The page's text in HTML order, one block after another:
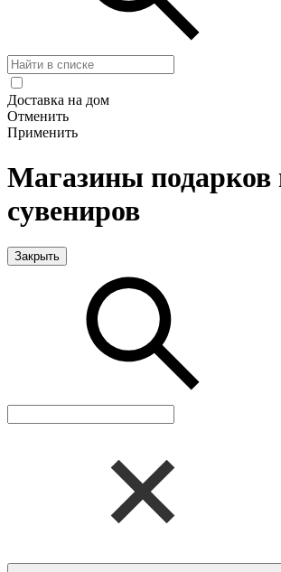
Доставка на дом
Отменить
Применить
Магазины подарков
сувениров
Закрыть